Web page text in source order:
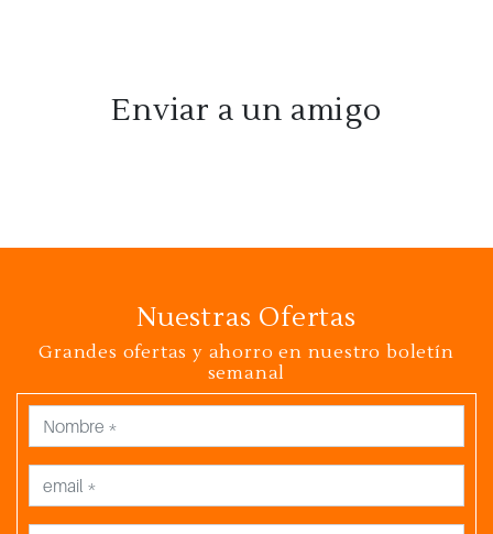
Enviar a un amigo
Nuestras Ofertas
Grandes ofertas y ahorro en nuestro boletín
semanal